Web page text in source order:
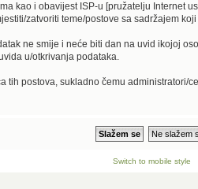
kao i obavijest ISP-u [pružatelju Internet
zatvoriti teme/postove sa sadržajem
ne smije i neće biti dan na uvid ikojoj
u/otkrivanja podataka.
postova, sukladno čemu
Switch to mobile style